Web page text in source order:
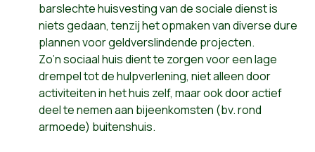
barslechte huisvesting van de sociale dienst is
niets gedaan, tenzij het opmaken van diverse dure
plannen voor geldverslindende projecten.
Zo’n sociaal huis dient te zorgen voor een lage
drempel tot de hulpverlening, niet alleen door
activiteiten in het huis zelf, maar ook door actief
deel te nemen aan bijeenkomsten (bv. rond
armoede) buitenshuis.